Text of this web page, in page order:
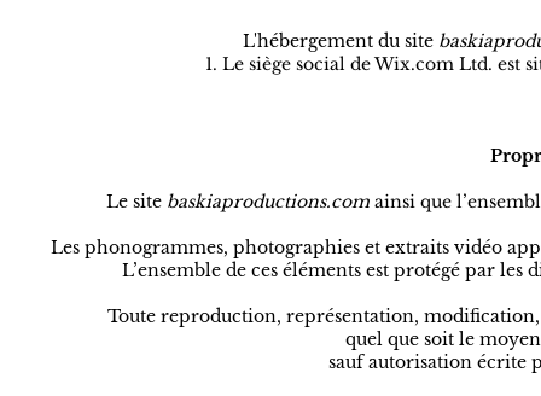
L'hébergement du site
Le siège social de Wix.com Ltd. est
Le site baskiaproductions.com ainsi que
Les phonogrammes, photographies et extraits vidéo
L’ensemble de ces éléments est protégé par
Toute reproduction, représentation,
quel que soit le
sauf autorisation écrite